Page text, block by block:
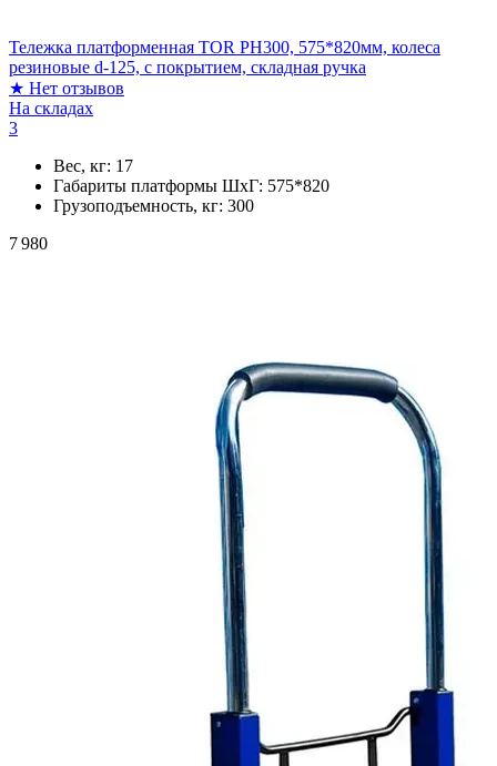
Тележка платформенная TOR PH300, 575*820мм, колеса
резиновые d-125, с покрытием, складная ручка
★ Нет отзывов
На складах
3
Вес, кг: 17
Габариты платформы ШxГ: 575*820
Грузоподъемность, кг: 300
7 980